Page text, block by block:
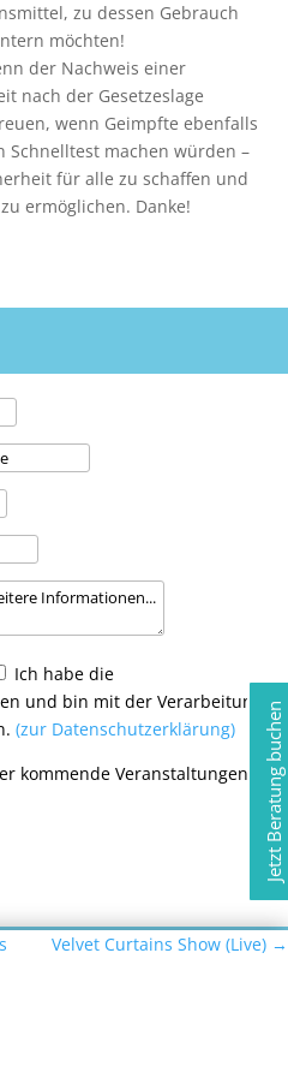
zu dessen Gebrauch
möchten!
der Nachweis einer
nach der Gesetzeslage
wenn Geimpfte ebenfalls
Schnelltest machen würden –
für alle zu schaffen und
ermöglichen. Danke!
Ich habe die
und bin mit der Verarbeitung
(zur Datenschutzerklärung)
kommende Veranstaltungen
Velvet Curtains Show (Live) →
Jetzt Beratung buchen